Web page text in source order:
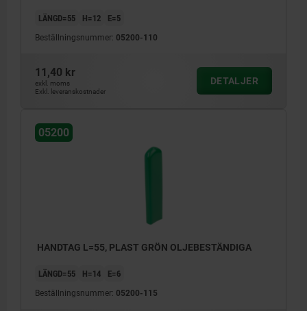
LÄNGD=55 H=12 E=5
Beställningsnummer: 05200-110
11,40 kr
exkl. moms
Exkl. leveranskostnader
DETALJER
05200
HANDTAG L=55, PLAST GRÖN OLJEBESTÄNDIGA
LÄNGD=55 H=14 E=6
Beställningsnummer: 05200-115